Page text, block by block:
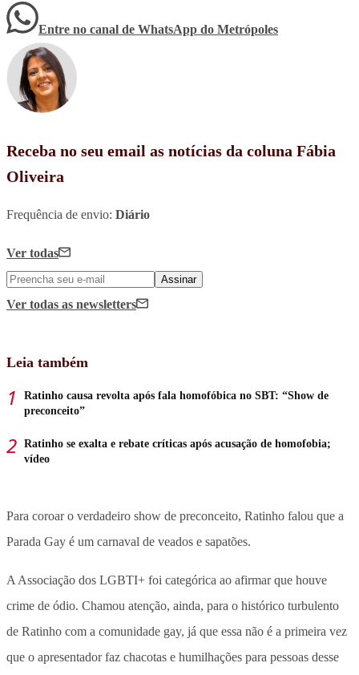
Entre no canal de WhatsApp do Metrópoles
Receba no seu email as notícias da coluna Fábia
Oliveira
Frequência de envio: Diário
Ver todas
Assinar
Ver todas as newsletters
Leia também
Ratinho causa revolta após fala homofóbica no SBT: “Show de
preconceito”
Ratinho se exalta e rebate críticas após acusação de homofobia;
vídeo
Para coroar o verdadeiro show de preconceito, Ratinho falou que a
Parada Gay é um carnaval de veados e sapatões.
A Associação dos LGBTI+ foi categórica ao afirmar que houve
crime de ódio. Chamou atenção, ainda, para o histórico turbulento
de Ratinho com a comunidade gay, já que essa não é a primeira vez
que o apresentador faz chacotas e humilhações para pessoas desse